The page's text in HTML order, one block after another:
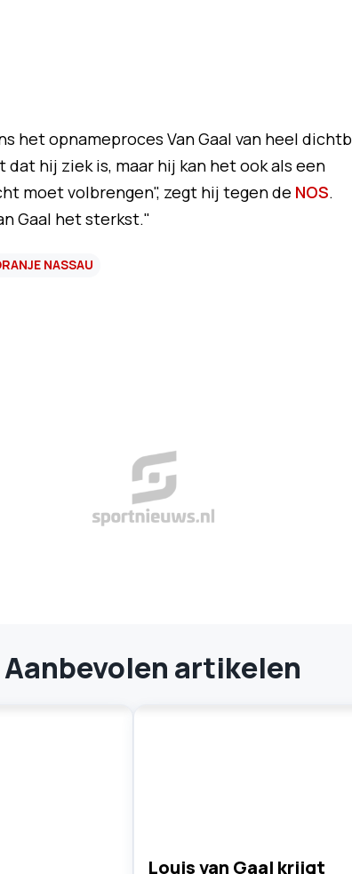
het opnameproces Van Gaal van heel
hij ziek is, maar hij kan het ook als een
moet volbrengen", zegt hij tegen de NOS.
Gaal het sterkst."
NASSAU
Aanbevolen artikelen
Louis van Gaal krijgt